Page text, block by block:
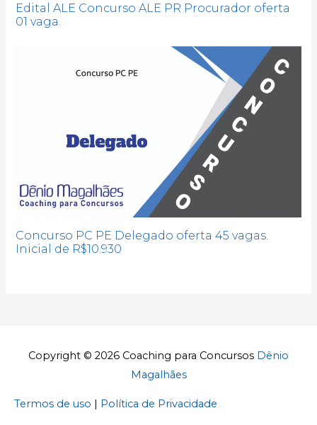
Edital ALE Concurso ALE PR Procurador oferta
01 vaga.
Concurso PC PE Delegado oferta 45 vagas.
Inicial de R$10.930
Copyright © 2026 Coaching para Concursos Dênio
Magalhães
Termos de uso Política de Privacidade